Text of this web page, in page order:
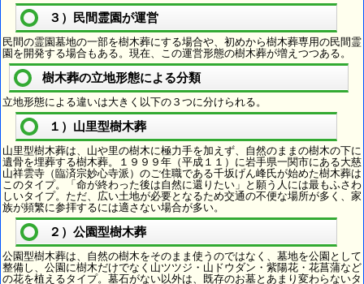
３）民間霊園が運営
民間の霊園墓地の一部を樹木葬にする場合や、初めから樹木葬専用の民間霊
園を開発する場合もある。現在、この運営形態の樹木葬が増えつつある。
樹木葬の立地形態による分類
立地形態による違いは大きく以下の３つに分けられる。
１）山里型樹木葬
山里型樹木葬は、山や里の樹木に極力手を加えず、自然のままの樹木の下に
遺骨を埋葬する樹木葬。１９９９年（平成１１）に岩手県一関市にある大慈
山祥雲寺（臨済宗妙心寺派）のご住職である千坂げん峰氏が始めた樹木葬は
このタイプ。「命が終わった後は自然に還りたい」と願う人には最もふさわ
しいタイプ。ただ、広い土地が必要となるため交通の不便な場所が多く、家
族が頻繁に参拝するには適さない場合が多い。
２）公園型樹木葬
公園型樹木葬は、自然の樹木をそのまま使うのではなく、墓地を公園として
整備し、公園に樹木だけでなく山ツツジ・山ドウダン・紫陽花・花菖蒲など
の花を植えるタイプ。墓石がない以外は、既存のお墓とあまり変わらないタ